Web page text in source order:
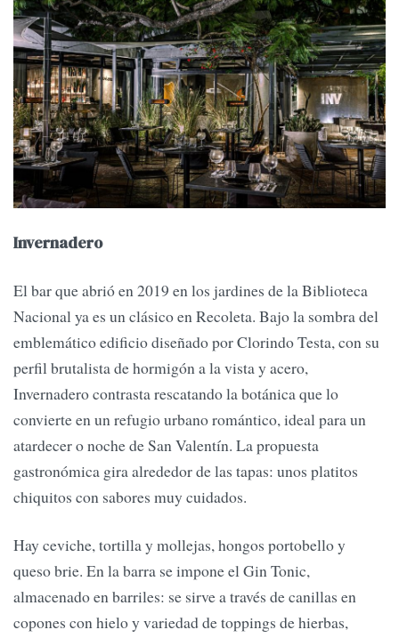
Invernadero
El bar que abrió en 2019 en los jardines de la Biblioteca
Nacional ya es un clásico en Recoleta. Bajo la sombra del
emblemático edificio diseñado por Clorindo Testa, con su
perfil brutalista de hormigón a la vista y acero,
Invernadero contrasta rescatando la botánica que lo
convierte en un refugio urbano romántico, ideal para un
atardecer o noche de San Valentín. La propuesta
gastronómica gira alrededor de las tapas: unos platitos
chiquitos con sabores muy cuidados.
Hay ceviche, tortilla y mollejas, hongos portobello y
queso brie. En la barra se impone el Gin Tonic,
almacenado en barriles: se sirve a través de canillas en
copones con hielo y variedad de toppings de hierbas,